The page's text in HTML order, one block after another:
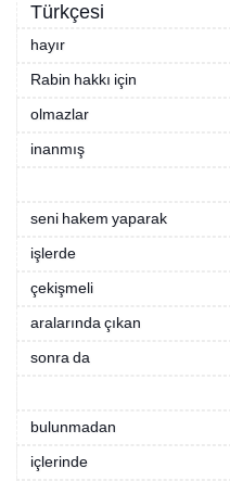
Türkçesi
hayır
Rabin hakkı için
olmazlar
inanmış
seni hakem yaparak
işlerde
çekişmeli
aralarında çıkan
sonra da
bulunmadan
içlerinde